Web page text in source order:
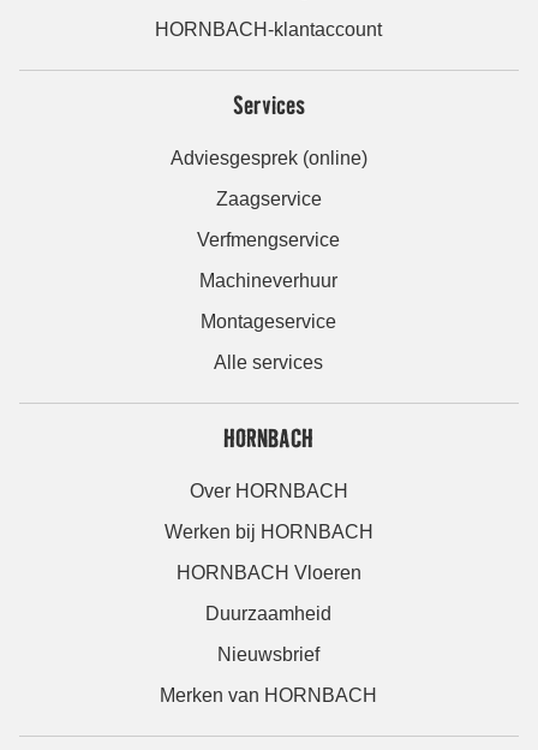
HORNBACH-klantaccount
Services
Adviesgesprek (online)
Zaagservice
Verfmengservice
Machineverhuur
Montageservice
Alle services
HORNBACH
Over HORNBACH
Werken bij HORNBACH
HORNBACH Vloeren
Duurzaamheid
Nieuwsbrief
Merken van HORNBACH